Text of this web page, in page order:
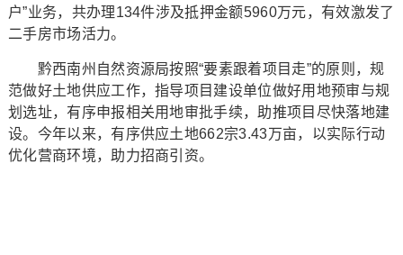
户”业务，共办理134件涉及抵押金额5960万元，有效激发了
二手房市场活力。
黔西南州自然资源局按照“要素跟着项目走”的原则，规
范做好土地供应工作，指导项目建设单位做好用地预审与规
划选址，有序申报相关用地审批手续，助推项目尽快落地建
设。今年以来，有序供应土地662宗3.43万亩，以实际行动
优化营商环境，助力招商引资。